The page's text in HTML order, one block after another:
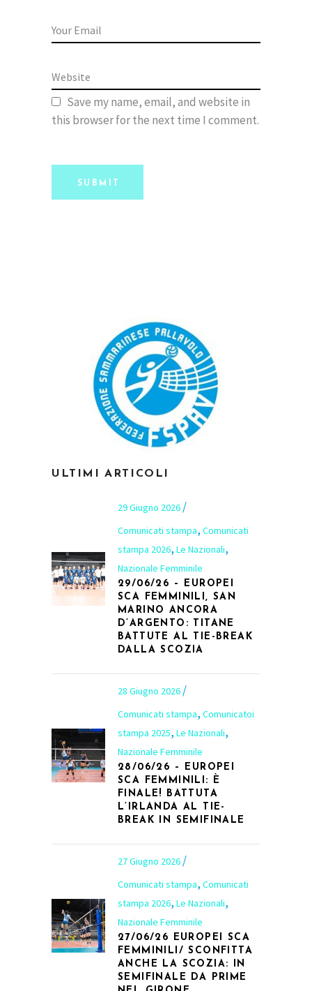
Save my name, email, and website in
this browser for the next time I comment.
SUBMIT
ULTIMI ARTICOLI
29 Giugno 2026
Comunicati stampa, Comunicati
stampa 2026, Le Nazionali,
Nazionale Femminile
29/06/26 – EUROPEI
SCA FEMMINILI, SAN
MARINO ANCORA
D’ARGENTO: TITANE
BATTUTE AL TIE-BREAK
DALLA SCOZIA
28 Giugno 2026
Comunicati stampa, Comunicatoi
stampa 2025, Le Nazionali,
Nazionale Femminile
28/06/26 – EUROPEI
SCA FEMMINILI: È
FINALE! BATTUTA
L’IRLANDA AL TIE-
BREAK IN SEMIFINALE
27 Giugno 2026
Comunicati stampa, Comunicati
stampa 2026, Le Nazionali,
Nazionale Femminile
27/06/26 EUROPEI SCA
FEMMINILI/ SCONFITTA
ANCHE LA SCOZIA: IN
SEMIFINALE DA PRIME